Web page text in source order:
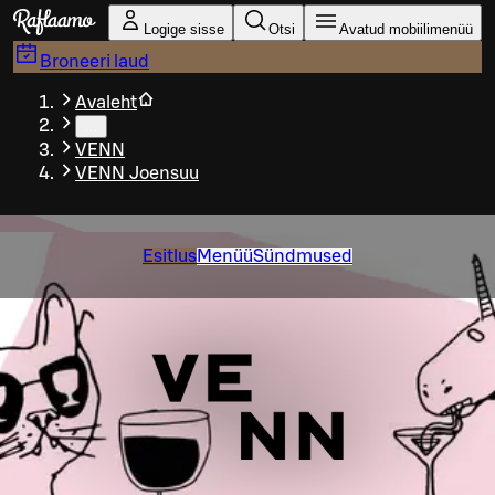
Liigu peamise sisu juurde
Logige sisse Otsi Avatud mobiilimenüü
Broneeri laud
Avaleht
VENN
VENN Joensuu
EsitlusMenüüSündmused